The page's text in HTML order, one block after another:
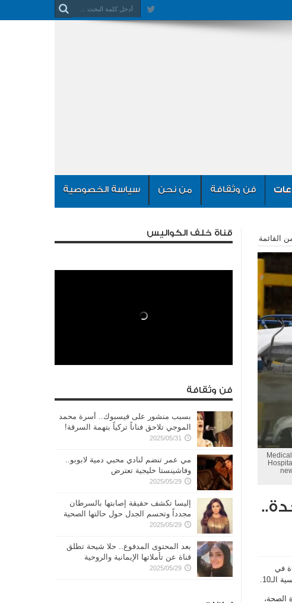
فن وثقافة من نحن سياسة الخصوصية
في
الـ10.
الصحة،
قناة خلف الكواليس
فن وثقافة
بسبب منشور على فيسبوك.. أسرة محمد
الموجي تلاحق فناناً تركياً بتهمة السرقة!
2025/05/31
مي عمر تنضم لنادي محبي دمية لابوبو..
وفاشينستا خليجية تعترض
2025/05/29
إليسا تكشف حقيقة إصابتها بالسرطان
مجدداً وتحسم الجدل حول حالتها الصحية
2025/05/29
بعد المحتوى المدفوع.. حلا شيحة تطلق
قناة عن تأملاتها الإيمانية والروحية
2025/05/29